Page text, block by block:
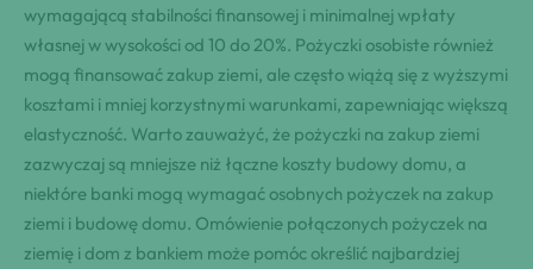
wymagającą stabilności finansowej i minimalnej wpłaty
własnej w wysokości od 10 do 20%. Pożyczki osobiste również
mogą finansować zakup ziemi, ale często wiążą się z wyższymi
kosztami i mniej korzystnymi warunkami, zapewniając większą
elastyczność. Warto zauważyć, że pożyczki na zakup ziemi
zazwyczaj są mniejsze niż łączne koszty budowy domu, a
niektóre banki mogą wymagać osobnych pożyczek na zakup
ziemi i budowę domu. Omówienie połączonych pożyczek na
ziemię i dom z bankiem może pomóc określić najbardziej